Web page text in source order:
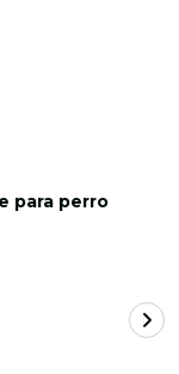
para perro